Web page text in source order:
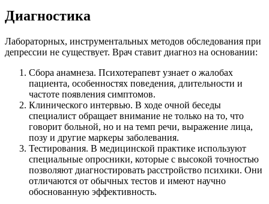
Диагностика
Лабораторных, инструментальных методов обследования при
депрессии не существует. Врач ставит диагноз на основании:
Сбора анамнеза. Психотерапевт узнает о жалобах
пациента, особенностях поведения, длительности и
частоте появления симптомов.
Клинического интервью. В ходе очной беседы
специалист обращает внимание не только на то, что
говорит больной, но и на темп речи, выражение лица,
позу и другие маркеры заболевания.
Тестирования. В медицинской практике используют
специальные опросники, которые с высокой точностью
позволяют диагностировать расстройство психики. Они
отличаются от обычных тестов и имеют научно
обоснованную эффективность.